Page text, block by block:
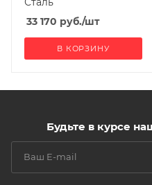
33 170 руб./шт
В КОРЗИНУ
Будьте в курсе